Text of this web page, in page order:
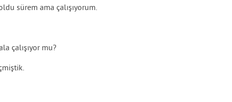
sürem ama çalışıyorum.
çalışıyor mu?